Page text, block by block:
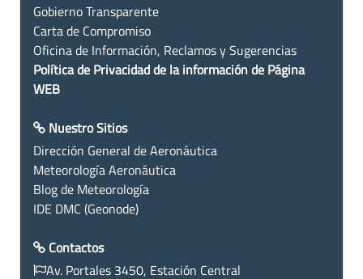
Gobierno Transparente
Carta de Compromiso
Oficina de Información, Reclamos y Sugerencias
Política de Privacidad de la información de Página
WEB
Nuestro Sitios
Dirección General de Aeronáutica
Meteorología Aeronáutica
Blog de Meteorología
IDE DMC (Geonode)
Contactos
Av. Portales 3450, Estación Central